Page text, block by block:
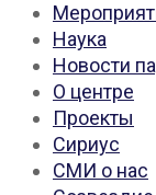
Наука
Новости
О центре
Проекты
Сириус
СМИ о нас